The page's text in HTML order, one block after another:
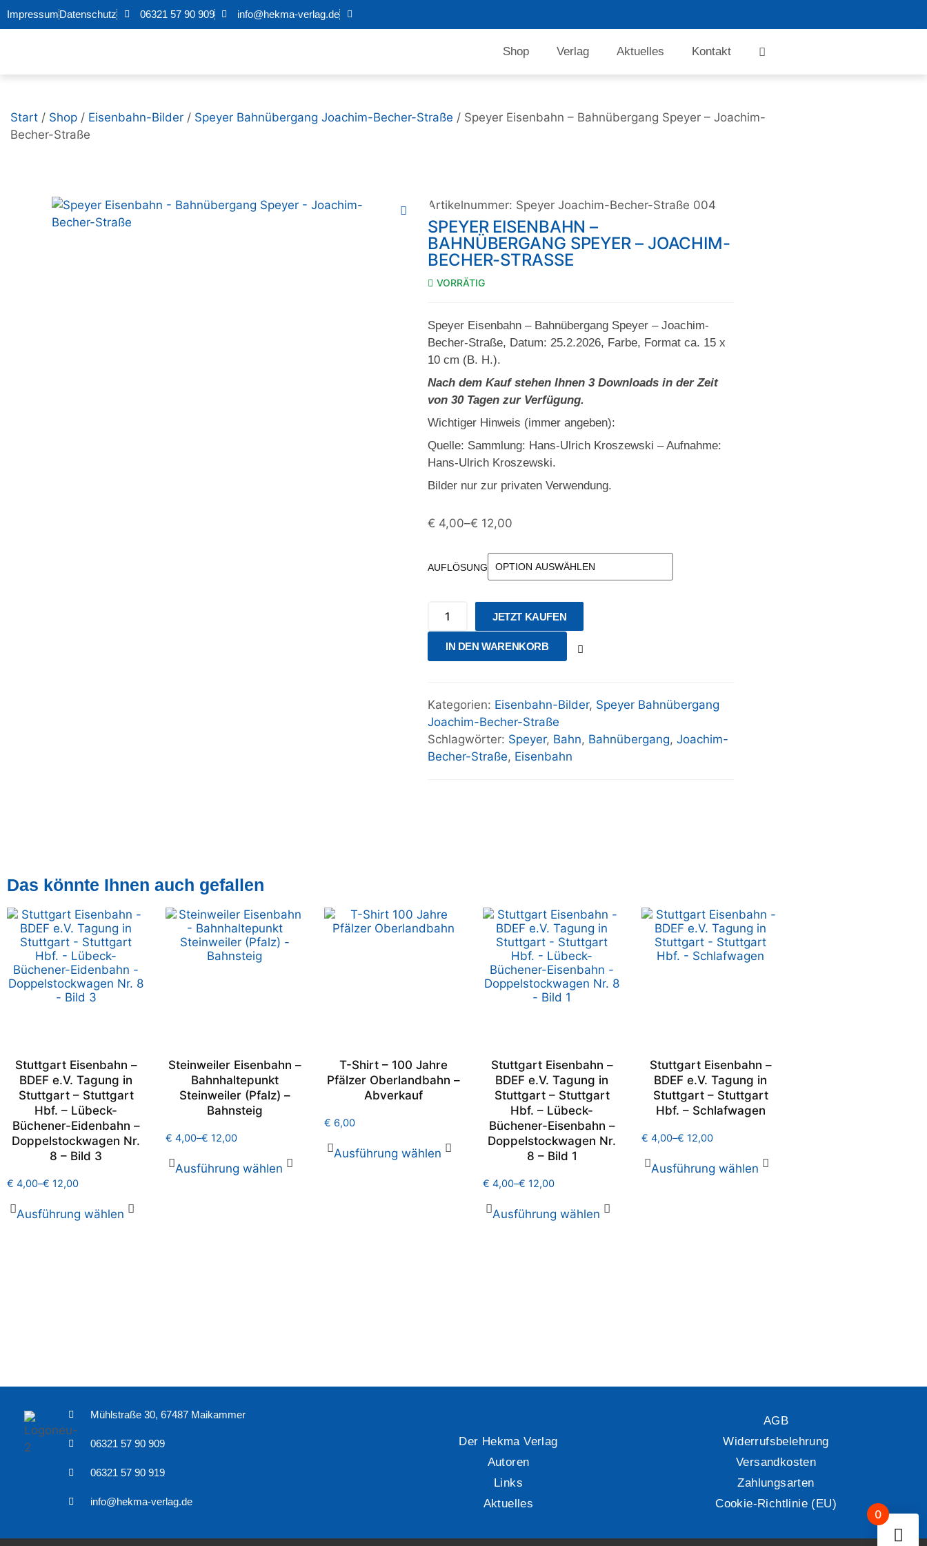
ImpressumDatenschutz 06321 57 90 909 info@hekma-verlag.de
Shop Verlag Aktuelles Kontakt
Start / Shop / Eisenbahn-Bilder / Speyer Bahnübergang Joachim-Becher-Straße / Speyer Eisenbahn – Bahnübergang Speyer – Joachim-
Becher-Straße
Artikelnummer: Speyer Joachim-Becher-Straße 004
SPEYER EISENBAHN –
BAHNÜBERGANG SPEYER – JOACHIM-
BECHER-STRASSE
VORRÄTIG
Speyer Eisenbahn – Bahnübergang Speyer – Joachim-
Becher-Straße, Datum: 25.2.2026, Farbe, Format ca. 15 x
10 cm (B. H.).
Nach dem Kauf stehen Ihnen 3 Downloads in der Zeit
von 30 Tagen zur Verfügung.
Wichtiger Hinweis (immer angeben):
Quelle: Sammlung: Hans-Ulrich Kroszewski – Aufnahme:
Hans-Ulrich Kroszewski.
Bilder nur zur privaten Verwendung.
€ 4,00–€ 12,00
AUFLÖSUNG
JETZT KAUFEN
IN DEN WARENKORB
Kategorien: Eisenbahn-Bilder, Speyer Bahnübergang
Joachim-Becher-Straße
Schlagwörter: Speyer, Bahn, Bahnübergang, Joachim-
Becher-Straße, Eisenbahn
Das könnte Ihnen auch gefallen
Stuttgart Eisenbahn –
BDEF e.V. Tagung in
Stuttgart – Stuttgart
Hbf. – Lübeck-
Büchener-Eidenbahn –
Doppelstockwagen Nr.
8 – Bild 3
€ 4,00–€ 12,00
Ausführung wählen
Steinweiler Eisenbahn –
Bahnhaltepunkt
Steinweiler (Pfalz) –
Bahnsteig
€ 4,00–€ 12,00
Ausführung wählen
T-Shirt – 100 Jahre
Pfälzer Oberlandbahn –
Abverkauf
€ 6,00
Ausführung wählen
Stuttgart Eisenbahn –
BDEF e.V. Tagung in
Stuttgart – Stuttgart
Hbf. – Lübeck-
Büchener-Eisenbahn –
Doppelstockwagen Nr.
8 – Bild 1
€ 4,00–€ 12,00
Ausführung wählen
Stuttgart Eisenbahn –
BDEF e.V. Tagung in
Stuttgart – Stuttgart
Hbf. – Schlafwagen
€ 4,00–€ 12,00
Ausführung wählen
Mühlstraße 30, 67487 Maikammer
06321 57 90 909
06321 57 90 919
info@hekma-verlag.de
Der Hekma Verlag
Autoren
Links
Aktuelles
AGB
Widerrufsbelehrung
Versandkosten
Zahlungsarten
Cookie-Richtlinie (EU)
0